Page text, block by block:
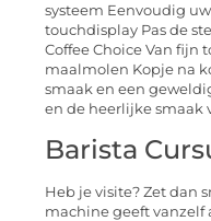
systeem Eenvoudig
touchdisplay Pas de
Coffee Choice Van fijn
maalmolen Kopje na
smaak en een
en de heerlijke smaak
Barista
Heb je visite? Zet dan
machine geeft vanzelf